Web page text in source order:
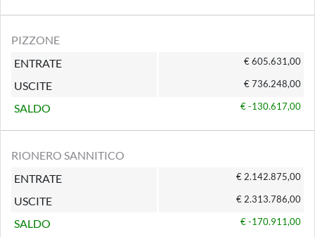
PIZZONE
ENTRATE
€ 605.631,00
USCITE € 736.248,00
SALDO € -130.617,00
RIONERO SANNITICO
ENTRATE
€ 2.142.875,00
USCITE € 2.313.786,00
SALDO € -170.911,00